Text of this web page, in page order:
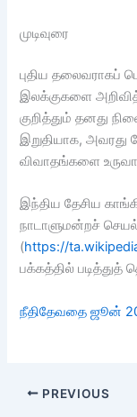
முடிவுரை
புதிய தலைவராகப்
இலக்குகளை
குறித்தும் தனது
இறுதியாக, அவரது
விவாதங்களை
இந்திய தேசிய
நாடாளுமன்றச்
(https://
பக்கத்தில் படித்துத்
நீதிதேவதை ஜூன்
PREVIOUS